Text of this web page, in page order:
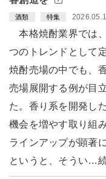
酒類 特集
本格焼酎業界では
つのトレンドとして
焼酎売場の中でも、
売場展開する例が目
た。香り系を開発し
機会を増やす取り組
ラインアップが顕著
というと、そうい…